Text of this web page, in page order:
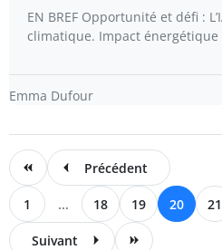
EN BREF Opportunité et défi :
climatique. Impact
Emma Dufour
Précédent
1 ... 18 19 20 21
Suivant